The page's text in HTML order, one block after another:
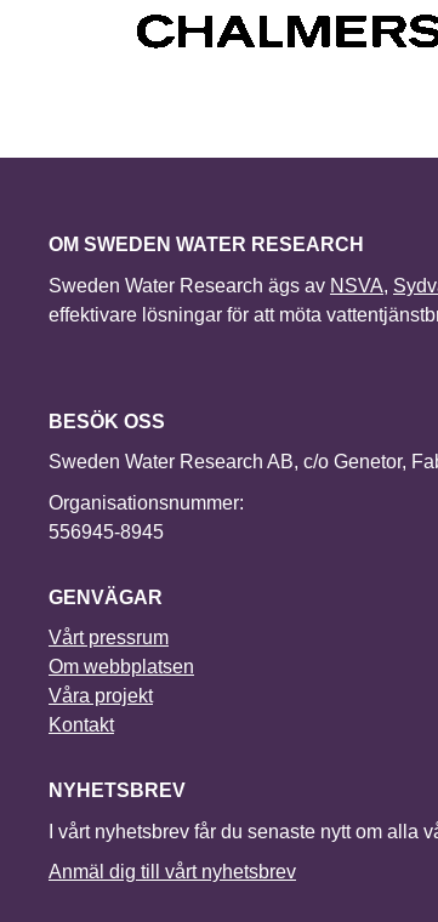
OM SWEDEN WATER RESEARCH
Sweden Water Research ägs av NSVA,
effektivare lösningar för att möta
BESÖK OSS
Sweden Water Research AB, c/o Genetor,
Organisationsnummer:
556945-8945
GENVÄGAR
Vårt pressrum
Om webbplatsen
Våra projekt
Kontakt
NYHETSBREV
I vårt nyhetsbrev får du senaste nytt om alla
Anmäl dig till vårt nyhetsbrev